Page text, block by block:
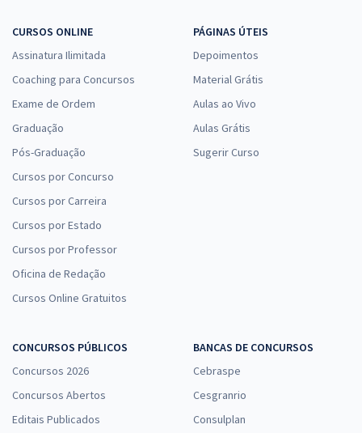
CURSOS ONLINE
Assinatura Ilimitada
Coaching para Concursos
Exame de Ordem
Graduação
Pós-Graduação
Cursos por Concurso
Cursos por Carreira
Cursos por Estado
Cursos por Professor
Oficina de Redação
Cursos Online Gratuitos
PÁGINAS ÚTEIS
Depoimentos
Material Grátis
Aulas ao Vivo
Aulas Grátis
Sugerir Curso
CONCURSOS PÚBLICOS
Concursos 2026
Concursos Abertos
Editais Publicados
BANCAS DE CONCURSOS
Cebraspe
Cesgranrio
Consulplan